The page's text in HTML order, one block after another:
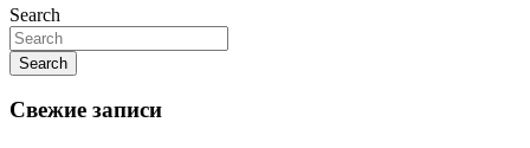
Search
Search
Свежие записи